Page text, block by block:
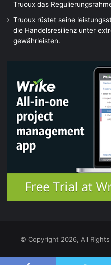
Truoux das
Truoux rüstet seine
die Handelsresilienz unter
gewährleisten.
© Copyright 2026, All